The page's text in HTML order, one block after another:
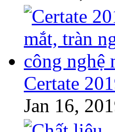
Certate
Jan 16,